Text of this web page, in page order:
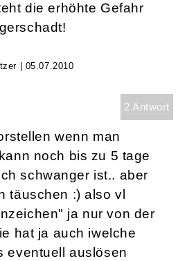
die erhöhte Gefahr
| 05.07.2010
2 Antwort
wenn man
noch bis zu 5 tage
schwanger ist.. aber
täuschen :) also vl
ja nur von der
hat ja auch iwelche
eventuell auslösen